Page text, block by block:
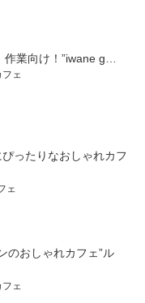
作業向け！”iwane g…
ェ
ぴったりなおしゃれカフ
ェ
のおしゃれカフェ”ル
ェ